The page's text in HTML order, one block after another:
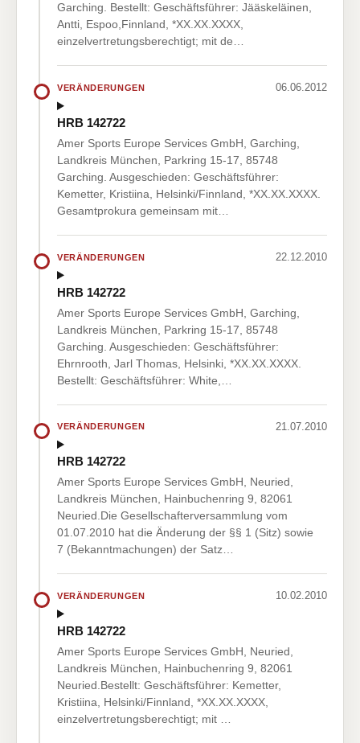
Garching. Bestellt: Geschäftsführer: Jääskeläinen,
Antti, Espoo,Finnland, *XX.XX.XXXX,
einzelvertretungsberechtigt; mit de…
VERÄNDERUNGEN 06.06.2012
HRB 142722
Amer Sports Europe Services GmbH, Garching,
Landkreis München, Parkring 15-17, 85748
Garching. Ausgeschieden: Geschäftsführer:
Kemetter, Kristiina, Helsinki/Finnland, *XX.XX.XXXX.
Gesamtprokura gemeinsam mit…
VERÄNDERUNGEN 22.12.2010
HRB 142722
Amer Sports Europe Services GmbH, Garching,
Landkreis München, Parkring 15-17, 85748
Garching. Ausgeschieden: Geschäftsführer:
Ehrnrooth, Jarl Thomas, Helsinki, *XX.XX.XXXX.
Bestellt: Geschäftsführer: White,…
VERÄNDERUNGEN 21.07.2010
HRB 142722
Amer Sports Europe Services GmbH, Neuried,
Landkreis München, Hainbuchenring 9, 82061
Neuried.Die Gesellschafterversammlung vom
01.07.2010 hat die Änderung der §§ 1 (Sitz) sowie
7 (Bekanntmachungen) der Satz…
VERÄNDERUNGEN 10.02.2010
HRB 142722
Amer Sports Europe Services GmbH, Neuried,
Landkreis München, Hainbuchenring 9, 82061
Neuried.Bestellt: Geschäftsführer: Kemetter,
Kristiina, Helsinki/Finnland, *XX.XX.XXXX,
einzelvertretungsberechtigt; mit …